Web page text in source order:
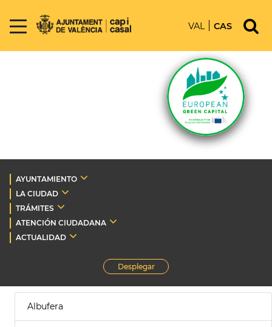
VAL CAS
AYUNTAMIENTO
LA CIUDAD
TRÁMITES
ATENCIÓN CIUDADANA
ACTUALIDAD
Desplegar
Albufera